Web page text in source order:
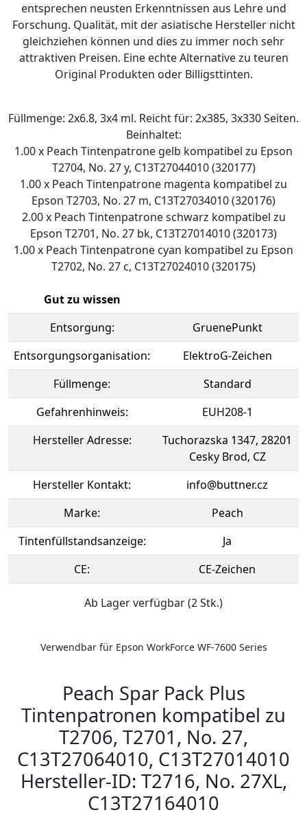
entsprechen neusten Erkenntnissen aus Lehre und
Forschung. Qualität, mit der asiatische Hersteller nicht
gleichziehen können und dies zu immer noch sehr
attraktiven Preisen. Eine echte Alternative zu teuren
Original Produkten oder Billigsttinten.
Füllmenge: 2x6.8, 3x4 ml. Reicht für: 2x385, 3x330 Seiten.
Beinhaltet:
1.00 x Peach Tintenpatrone gelb kompatibel zu Epson
T2704, No. 27 y, C13T27044010 (320177)
1.00 x Peach Tintenpatrone magenta kompatibel zu
Epson T2703, No. 27 m, C13T27034010 (320176)
2.00 x Peach Tintenpatrone schwarz kompatibel zu
Epson T2701, No. 27 bk, C13T27014010 (320173)
1.00 x Peach Tintenpatrone cyan kompatibel zu Epson
T2702, No. 27 c, C13T27024010 (320175)
Gut zu wissen
Entsorgung:
GruenePunkt
Entsorgungsorganisation:
ElektroG-Zeichen
Füllmenge:
Standard
Gefahrenhinweis:
EUH208-1
Hersteller Adresse:
Tuchorazska 1347, 28201
Cesky Brod, CZ
Hersteller Kontakt:
info@buttner.cz
Marke:
Peach
Tintenfüllstandsanzeige:
Ja
CE:
CE-Zeichen
Ab Lager verfügbar (2 Stk.)
Verwendbar für Epson WorkForce WF-7600 Series
Peach Spar Pack Plus
Tintenpatronen kompatibel zu
T2706, T2701, No. 27,
C13T27064010, C13T27014010
Hersteller-ID: T2716, No. 27XL,
C13T27164010